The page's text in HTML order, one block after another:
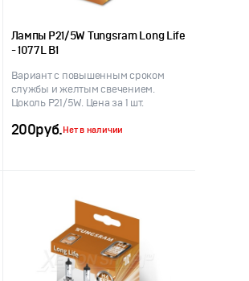
Лампы P21/5W Tungsram Long Life
- 1077L B1
Вариант с повышенным сроком
службы и желтым свечением.
Цоколь P21/5W. Цена за 1 шт.
200руб.Нет в наличии